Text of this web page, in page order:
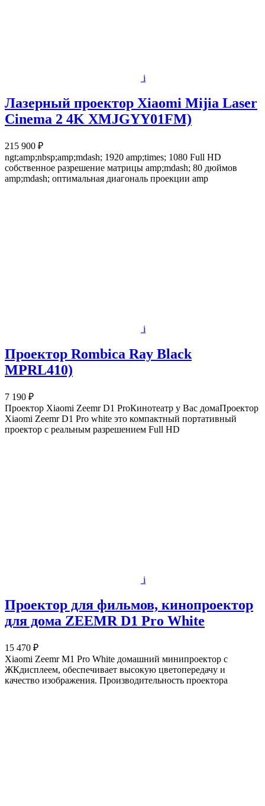
i
Лазерный проектор Xiaomi Mijia Laser
Cinema 2 4K XMJGYY01FM)
215 900 ₽
ngt;amp;nbsp;amp;mdash; 1920 amp;times; 1080 Full HD
собственное разрешение матрицы amp;mdash; 80 дюймов
amp;mdash; оптимальная диагональ проекции amp
i
Проектор Rombica Ray Black
MPRL410)
7 190 ₽
Проектор Xiaomi Zeemr D1 ProКинотеатр у Вас домаПроектор
Xiaomi Zeemr D1 Pro white это компактный портативный
проектор с реальным разрешением Full HD
i
Проектор для фильмов, кинопроектор
для дома ZEEMR D1 Pro White
15 470 ₽
Xiaomi Zeemr M1 Pro White домашний минипроектор с
ЖКдисплеем, обеспечивает высокую цветопередачу и
качество изображения. Производительность проектора